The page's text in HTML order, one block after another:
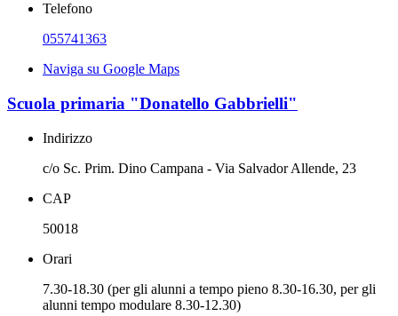
Telefono
055741363
Naviga su Google Maps
Scuola primaria "Donatello Gabbrielli"
Indirizzo
c/o Sc. Prim. Dino Campana - Via Salvador Allende, 23
CAP
50018
Orari
7.30-18.30 (per gli alunni a tempo pieno 8.30-16.30, per gli
alunni tempo modulare 8.30-12.30)